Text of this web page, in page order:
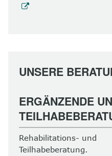
UNSERE
ERGÄNZENDE
Rehabilitations- und
Teilhabeberatung.